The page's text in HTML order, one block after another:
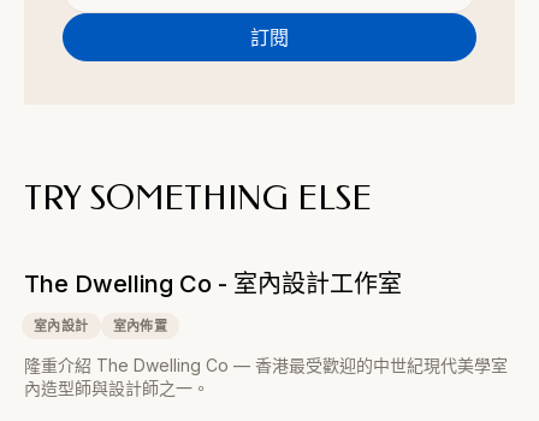
TRY SOMETHING ELSE
The Dwelling Co - 室內設計工作室
室內設計 室內佈置
隆重介紹 The Dwelling Co — 香港最受歡迎的中世紀現代美學室
內造型師與設計師之一。